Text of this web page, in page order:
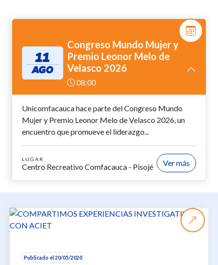
11
AGO
Congreso Mundo Mujer y
Premio Leonor Melo de
Velasco 2026
08:00
Unicomfacauca hace parte del Congreso Mundo
Mujer y Premio Leonor Melo de Velasco 2026, un
encuentro que promueve el liderazgo...
LUGAR
Centro Recreativo Comfacauca - Pisojé Ver más
Publicado el 20/05/2020